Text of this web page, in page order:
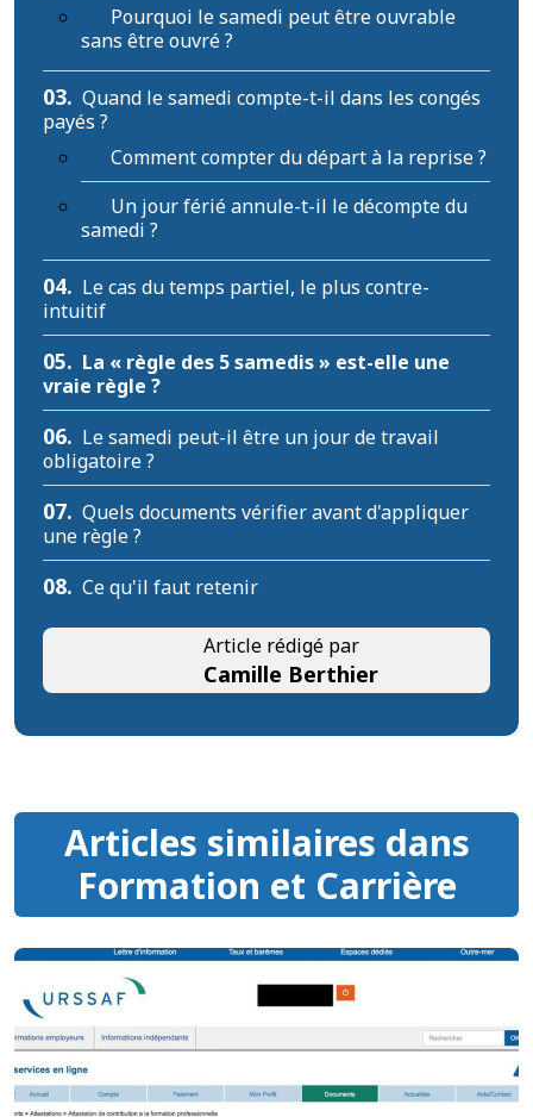
Pourquoi le samedi peut être ouvrable
sans être ouvré ?
03. Quand le samedi compte-t-il dans les congés
payés ?
Comment compter du départ à la reprise ?
Un jour férié annule-t-il le décompte du
samedi ?
04. Le cas du temps partiel, le plus contre-
intuitif
05. La « règle des 5 samedis » est-elle une
vraie règle ?
06. Le samedi peut-il être un jour de travail
obligatoire ?
07. Quels documents vérifier avant d'appliquer
une règle ?
08. Ce qu'il faut retenir
Article rédigé par
Camille Berthier
Articles similaires dans
Formation et Carrière